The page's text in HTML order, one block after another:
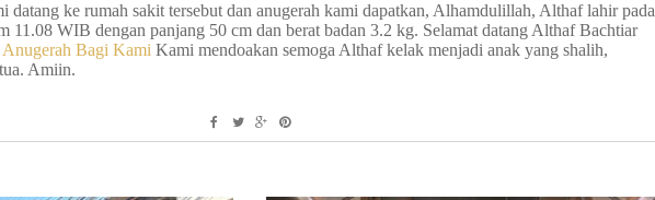
datang ke rumah sakit tersebut dan anugerah kami dapatkan, Alhamdulillah, Althaf lahir pada
11.08 WIB dengan panjang 50 cm dan berat badan 3.2 kg. Selamat datang Althaf Bachtiar
Bagi Kami Kami mendoakan semoga Althaf kelak menjadi anak yang shalih,
Amiin.